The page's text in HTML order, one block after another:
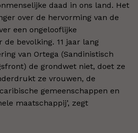
daad in ons land. Het
over de hervorming van de
een ongelooflijke
bevolking. 11 jaar lang
van Ortega (Sandinistisch
de grondwet niet, doet ze
ze vrouwen, de
gemeenschappen en
maatschappij’, zegt